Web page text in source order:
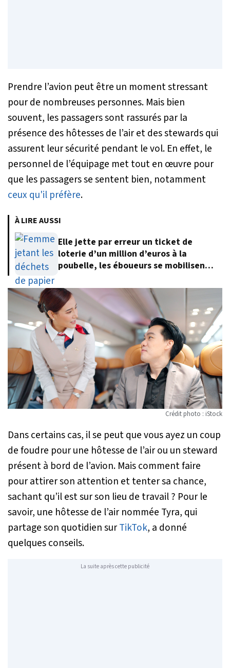
Prendre l’avion peut être un moment stressant
pour de nombreuses personnes. Mais bien
souvent, les passagers sont rassurés par la
présence des hôtesses de l’air et des stewards qui
assurent leur sécurité pendant le vol. En effet, le
personnel de l’équipage met tout en œuvre pour
que les passagers se sentent bien, notamment
ceux qu'il préfère.
À LIRE AUSSI
Elle jette par erreur un ticket de
loterie d’un million d’euros à la
poubelle, les éboueurs se mobilisent
Crédit photo : iStock
Dans certains cas, il se peut que vous ayez un coup
de foudre pour une hôtesse de l’air ou un steward
présent à bord de l’avion. Mais comment faire
pour attirer son attention et tenter sa chance,
sachant qu’il est sur son lieu de travail ? Pour le
savoir, une hôtesse de l’air nommée Tyra, qui
partage son quotidien surTikTok, a donné
quelques conseils.
La suite après cette publicité